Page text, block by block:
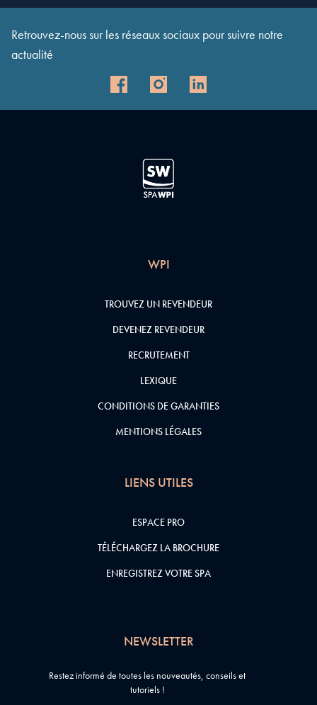
−
Retrouvez-nous sur les réseaux sociaux pour suivre notre
actualité
WPI
TROUVEZ UN REVENDEUR
DEVENEZ REVENDEUR
RECRUTEMENT
LEXIQUE
CONDITIONS DE GARANTIES
MENTIONS LÉGALES
LIENS UTILES
ESPACE PRO
TÉLÉCHARGEZ LA BROCHURE
ENREGISTREZ VOTRE SPA
NEWSLETTER
Restez informé de toutes les nouveautés, conseils et
tutoriels !